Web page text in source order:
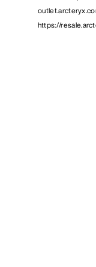
https://